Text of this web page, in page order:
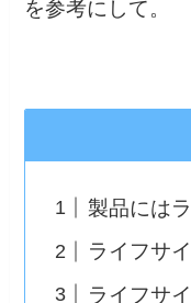
を参考にして。
製品には
ライフサ
ライフサ